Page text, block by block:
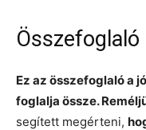
Összefoglaló
Ez az összefoglaló a
foglalja össze.
segített megérteni,